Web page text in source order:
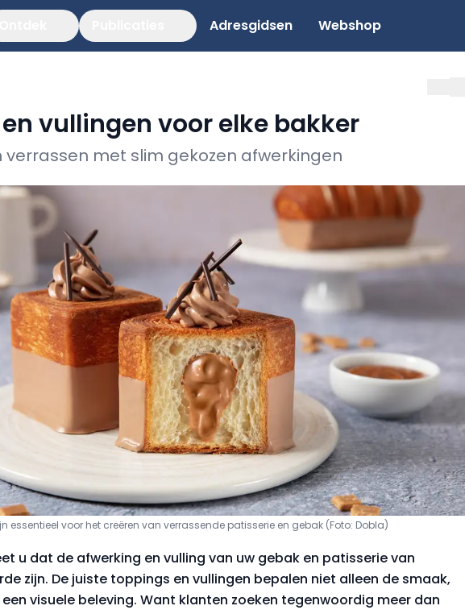
Adresgidsen Webshop
vullingen voor elke bakker
verrassen met slim gekozen afwerkingen
essentieel voor het creëren van verrassende patisserie en gebak (Foto: Dobla)
u dat de afwerking en vulling van uw gebak en patisserie van
zijn. De juiste toppings en vullingen bepalen niet alleen de smaak,
visuele beleving. Want klanten zoeken tegenwoordig meer dan